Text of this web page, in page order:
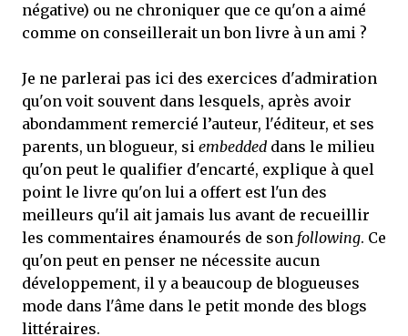
négative) ou ne chroniquer que ce qu'on a aimé
comme on conseillerait un bon livre à un ami ?
Je ne parlerai pas ici des exercices d'admiration
qu'on voit souvent dans lesquels, après avoir
abondamment remercié l’auteur, l'éditeur, et ses
parents, un blogueur, si embedded dans le milieu
qu'on peut le qualifier d'encarté, explique à quel
point le livre qu'on lui a offert est l'un des
meilleurs qu'il ait jamais lus avant de recueillir
les commentaires énamourés de son following. Ce
qu'on peut en penser ne nécessite aucun
développement, il y a beaucoup de blogueuses
mode dans l'âme dans le petit monde des blogs
littéraires.